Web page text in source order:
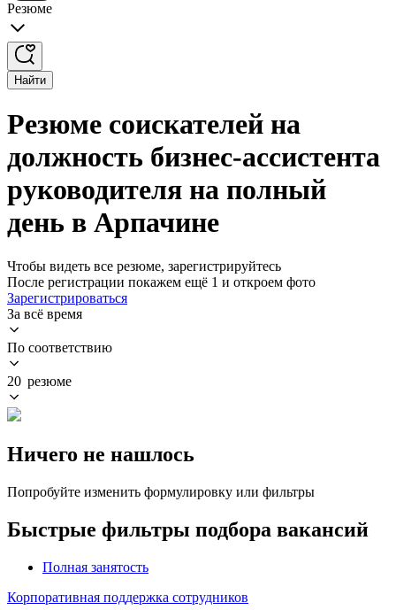
Резюме
Найти
Резюме соискателей на
должность бизнес-ассистента
руководителя на полный
день в Арпачине
Чтобы видеть все резюме, зарегистрируйтесь
После регистрации покажем ещё 1 и откроем фото
Зарегистрироваться
За всё время
По соответствию
20 резюме
Ничего не нашлось
Попробуйте изменить формулировку или фильтры
Быстрые фильтры подбора вакансий
Полная занятость
Корпоративная поддержка сотрудников